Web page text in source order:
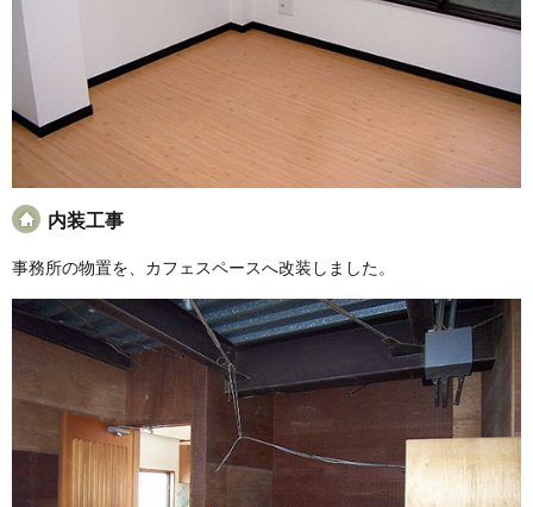
内装工事
事務所の物置を、カフェスペースへ改装しました。